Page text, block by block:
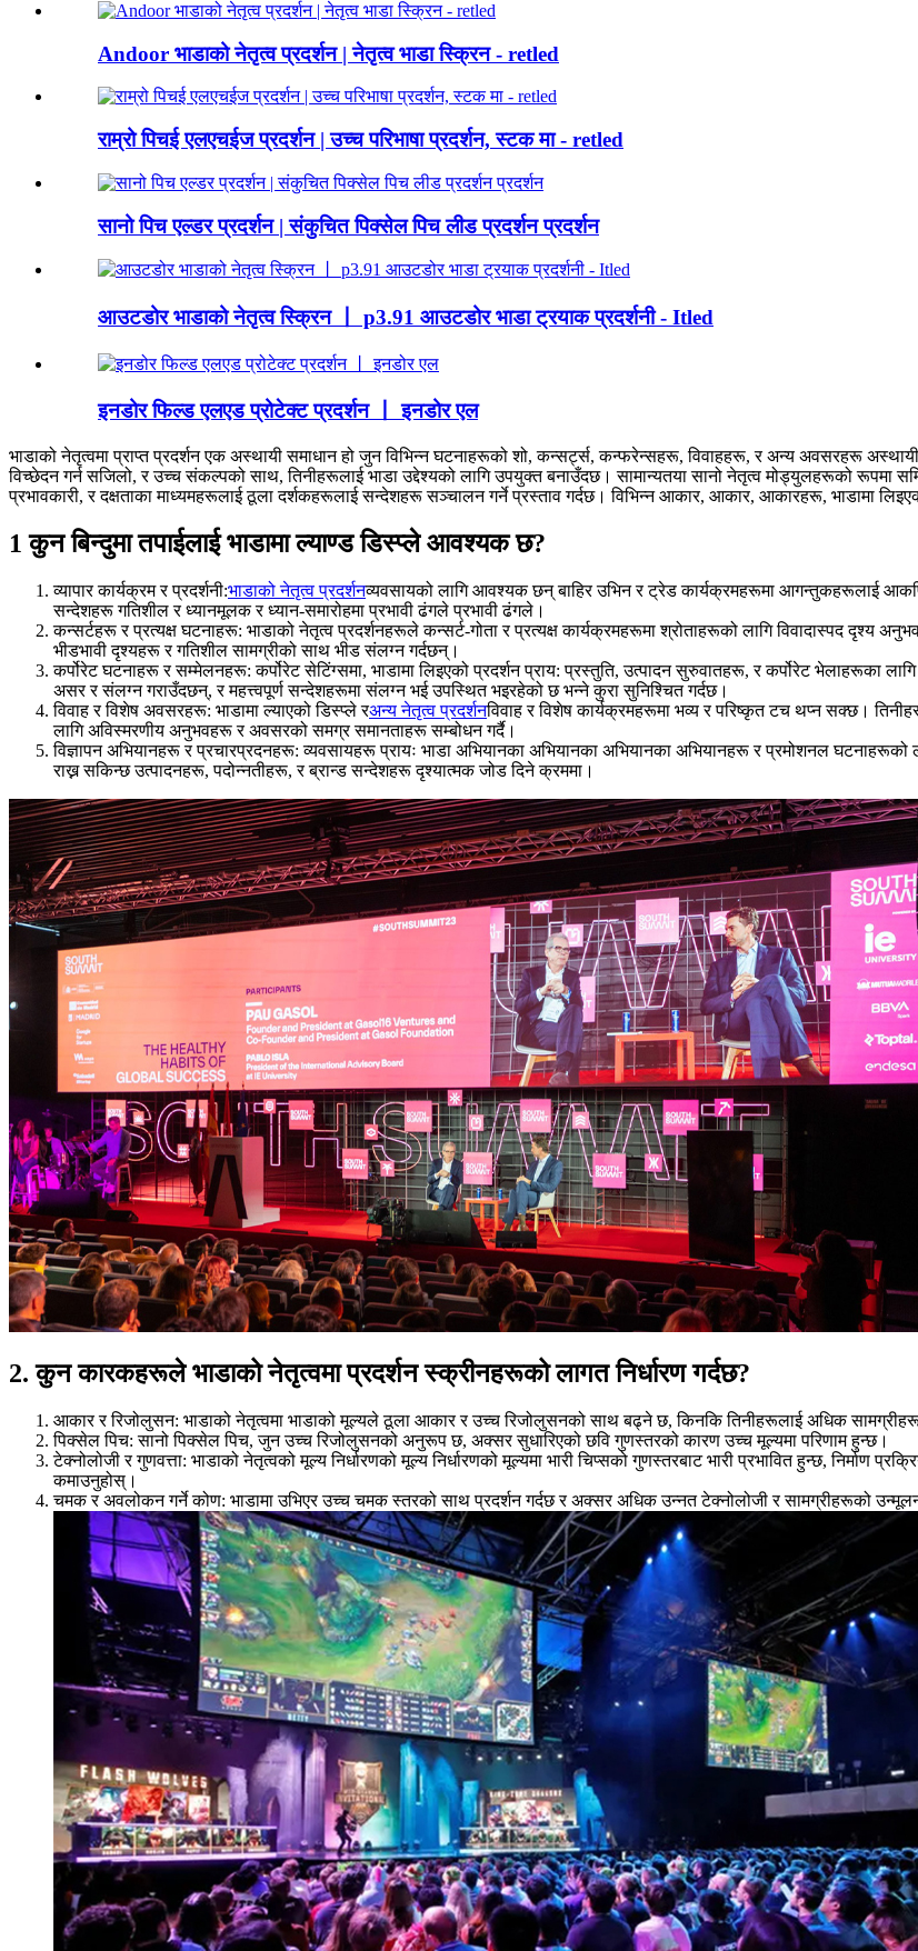
Andoor भाडाको नेतृत्व प्रदर्शन | नेतृत्व भाडा स्क्रिन - retled
राम्रो पिचई एलएचईज प्रदर्शन | उच्च परिभाषा प्रदर्शन, स्टक मा - retled
सानो पिच एल्डर प्रदर्शन | संकुचित पिक्सेल पिच लीड प्रदर्शन प्रदर्शन
आउटडोर भाडाको नेतृत्व स्क्रिन 丨 p3.91 आउटडोर भाडा ट्रयाक प्रदर्शनी - Itled
इनडोर फिल्ड एलएड प्रोटेक्ट प्रदर्शन 丨 इनडोर एल
भाडाको नेतृत्वमा प्राप्त प्रदर्शन एक अस्थायी समाधान हो जुन विभिन्न घटनाहरूको शो, कन्सर्ट्स, कन्फरेन्सहरू, विवाहहरू, र अन्य अवसरहरू
विच्छेदन गर्न सजिलो, र उच्च संकल्पको साथ, तिनीहरूलाई भाडा उद्देश्यको लागि उपयुक्त बनाउँदछ। सामान्यतया सानो नेतृत्व मोड्युलहरूको रूपमा
प्रभावकारी, र दक्षताका माध्यमहरूलाई ठूला दर्शकहरूलाई सन्देशहरू सञ्चालन गर्ने प्रस्ताव गर्दछ। विभिन्न आकार, आकार, आकारहरू, भाडामा
1 कुन बिन्दुमा तपाईलाई भाडामा ल्याण्ड डिस्प्ले आवश्यक छ?
व्यापार कार्यक्रम र प्रदर्शनी:भाडाको नेतृत्व प्रदर्शनव्यवसायको लागि आवश्यक छन् बाहिर उभिन र ट्रेड कार्यक्रमहरूमा आगन्तुकहरूलाई
सन्देशहरू गतिशील र ध्यानमूलक र ध्यान-समारोहमा प्रभावी ढंगले प्रभावी ढंगले।
कन्सर्टहरू र प्रत्यक्ष घटनाहरू: भाडाको नेतृत्व प्रदर्शनहरूले कन्सर्ट-गोता र प्रत्यक्ष कार्यक्रमहरूमा श्रोताहरूको लागि विवादास्पद दृश्य
भीडभावी दृश्यहरू र गतिशील सामग्रीको साथ भीड संलग्न गर्दछन्।
कर्पोरेट घटनाहरू र सम्मेलनहरू: कर्पोरेट सेटिंग्समा, भाडामा लिइएको प्रदर्शन प्राय: प्रस्तुति, उत्पादन सुरुवातहरू, र कर्पोरेट भेलाहरूका
असर र संलग्न गराउँदछन्, र महत्त्वपूर्ण सन्देशहरूमा संलग्न भई उपस्थित भइरहेको छ भन्ने कुरा सुनिश्चित गर्दछ।
विवाह र विशेष अवसरहरू: भाडामा ल्याएको डिस्प्ले रअन्य नेतृत्व प्रदर्शनविवाह र विशेष कार्यक्रमहरूमा भव्य र परिष्कृत टच थप्न सक्छ।
लागि अविस्मरणीय अनुभवहरू र अवसरको समग्र समानताहरू सम्बोधन गर्दै।
विज्ञापन अभियानहरू र प्रचारप्रदनहरू: व्यवसायहरू प्रायः भाडा अभियानका अभियानका अभियानका अभियानहरू र प्रमोशनल
राख्न सकिन्छ उत्पादनहरू, पदोन्नतीहरू, र ब्रान्ड सन्देशहरू दृश्यात्मक जोड दिने क्रममा।
2. कुन कारकहरूले भाडाको नेतृत्वमा प्रदर्शन स्क्रीनहरूको लागत निर्धारण गर्दछ?
आकार र रिजोलुसन: भाडाको नेतृत्वमा भाडाको मूल्यले ठूला आकार र उच्च रिजोलुसनको साथ बढ्ने छ, किनकि तिनीहरूलाई अधिक सामग्रीहरू
पिक्सेल पिच: सानो पिक्सेल पिच, जुन उच्च रिजोलुसनको अनुरूप छ, अक्सर सुधारिएको छवि गुणस्तरको कारण उच्च मूल्यमा परिणाम हुन्छ।
टेक्नोलोजी र गुणवत्ता: भाडाको नेतृत्वको मूल्य निर्धारणको मूल्य निर्धारणको मूल्यमा भारी चिप्सको गुणस्तरबाट भारी प्रभावित हुन्छ, निर्माण
कमाउनुहोस्।
चमक र अवलोकन गर्ने कोण: भाडामा उभिएर उच्च चमक स्तरको साथ प्रदर्शन गर्दछ र अक्सर अधिक उन्नत टेक्नोलोजी र सामग्रीहरूको